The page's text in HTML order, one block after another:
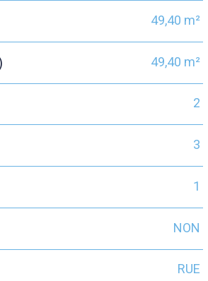
49,40 m²
49,40 m²
2
3
1
NON
RUE